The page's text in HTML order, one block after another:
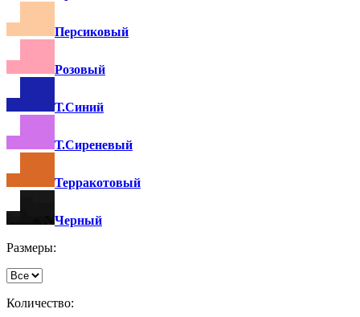
Персиковый
Розовый
Т.Синий
Т.Сиреневый
Терракотовый
Черный
Размеры:
Количество: